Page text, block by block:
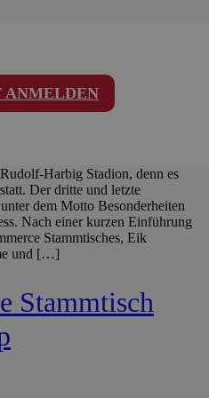
ANMELDEN
Harbig Stadion, denn es
Der dritte und letzte
dem Motto Besonderheiten
Nach einer kurzen Einführung
Stammtisches, Eik
und […]
Stammtisch